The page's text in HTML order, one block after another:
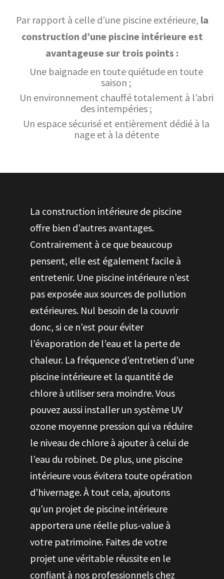
Par rapport à celle d’une piscine extérieure, la
construction d’une piscine intérieure est
avantageuse sur trois points :
Une baignade en toute quiétude en toute
saison ;
Un environnement chauffé totalement à l’abri
des intempéries ;
Un espace sécurisé et entièrement dédié à la
nage et à la détente
La construction intérieure de piscine
offre bien d’autres avantages.
Contrairement à ce que beaucoup
pensent, elle est également facile à
entretenir. Une piscine intérieure n’est
pas exposée aux sources de pollution
extérieures. Nul besoin de la couvrir
donc, si ce n’est pour éviter
l’évaporation de l’eau et la perte de
chaleur. La fréquence d’entretien d’une
piscine intérieure et la quantité de
chlore à utiliser sera moindre. Vous
pouvez aussi installer un système UV
ozone moyenne pression qui va réduire
le niveau de chlore à ajouter à celui de
l’eau du robinet. De plus, une piscine
intérieure vous évitera toute opération
d’hivernage. À tout cela, ajoutons
qu’un projet de piscine intérieure
apportera une réelle plus-value à
votre patrimoine. Faites de votre
projet une véritable réussite en le
confiant à nos professionnels chez